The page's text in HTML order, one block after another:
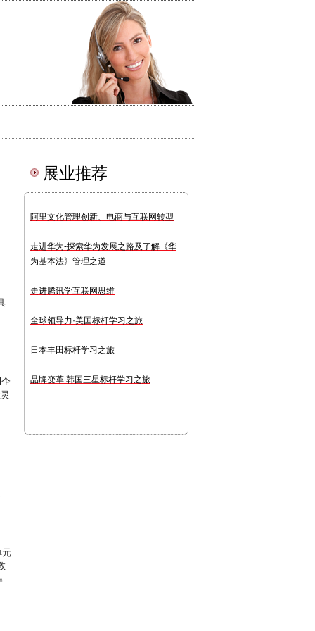
元
展业推荐
阿里文化管理创新、电商与互联网转型
走进华为-探索华为发展之路及了解《华
为基本法》管理之道
走进腾讯学互联网思维
全球领导力·美国标杆学习之旅
日本丰田标杆学习之旅
品牌变革 韩国三星标杆学习之旅